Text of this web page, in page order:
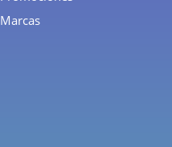
Marcas